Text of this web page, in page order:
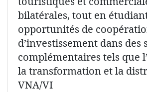
bilatérales, tout en
opportunités de
d’investissement dans des
complémentaires tels que
la transformation et la
VNA/VI